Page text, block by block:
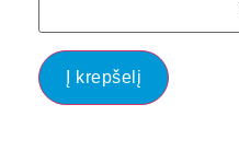
Į krepšelį